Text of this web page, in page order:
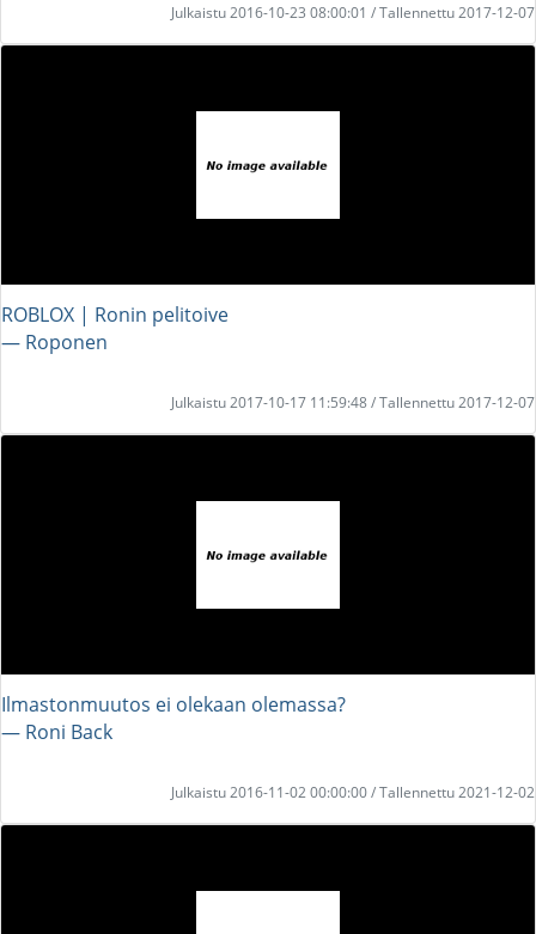
Julkaistu 2016-10-23 08:00:01 / Tallennettu 2017-12-07
ROBLOX | Ronin pelitoive
― Roponen
Julkaistu 2017-10-17 11:59:48 / Tallennettu 2017-12-07
Ilmastonmuutos ei olekaan olemassa?
― Roni Back
Julkaistu 2016-11-02 00:00:00 / Tallennettu 2021-12-02